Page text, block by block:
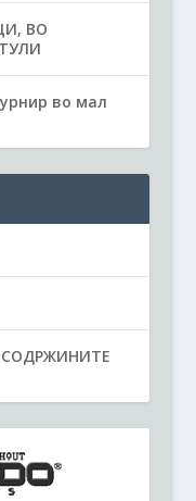
ВО
во мал
СОДРЖИНИТЕ